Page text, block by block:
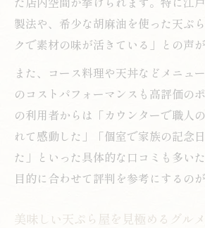
製法や、希少な胡麻油を使った天ぷ
クで素材の味が活きている」との声
また、コース料理や天丼などメニュ
のコストパフォーマンスも高評価の
の利用者からは「カウンターで職人
れて感動した」「個室で家族の記念
た」といった具体的な口コミも多い
目的に合わせて評判を参考にするの
美味しい天ぷら屋を見極めるグル